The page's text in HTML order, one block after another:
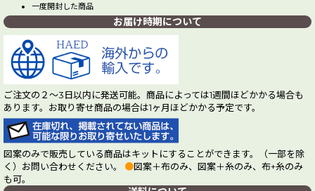
一度開封した商品
お届け時期について
ご注文の２～3日以内に発送可能。商品によっては1週間ほどかかる場合も
あります。お取り寄せ商品の場合は1ヶ月ほどかかる予定です。
図案のみで販売している商品はキットにすることができます。（一部を除
く）お問い合わせください。 ●図案＋布のみ、図案＋糸のみ、布+糸のみ
も可。